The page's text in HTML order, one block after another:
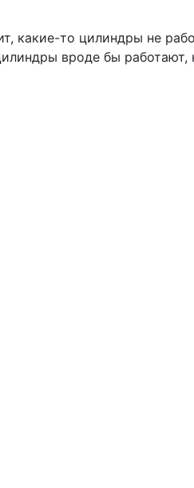
какие-то цилиндры не
вроде бы работают,